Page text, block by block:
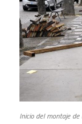
y
otras
Inicio del montaje